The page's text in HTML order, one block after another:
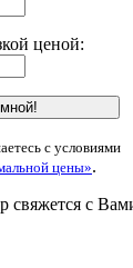
ценой:
с условиями
цены».
с